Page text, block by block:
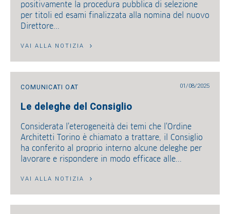
positivamente la procedura pubblica di selezione
per titoli ed esami finalizzata alla nomina del nuovo
Direttore...
VAI ALLA NOTIZIA
COMUNICATI OAT 01/08/2025
Le deleghe del Consiglio
Considerata l’eterogeneità dei temi che l’Ordine
Architetti Torino è chiamato a trattare, il Consiglio
ha conferito al proprio interno alcune deleghe per
lavorare e rispondere in modo efficace alle...
VAI ALLA NOTIZIA